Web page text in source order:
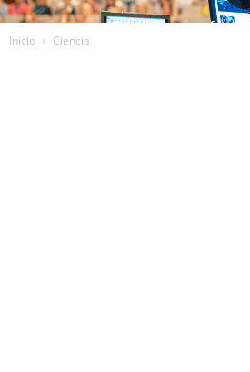
Inicio Ciencia